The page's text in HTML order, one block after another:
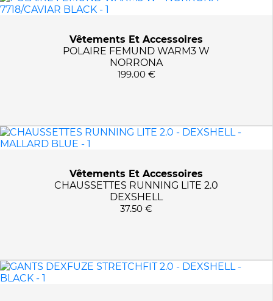
Vêtements Et Accessoires
POLAIRE FEMUND WARM3 W
NORRONA
199.00 €
Vêtements Et Accessoires
CHAUSSETTES RUNNING LITE 2.0
DEXSHELL
37.50 €